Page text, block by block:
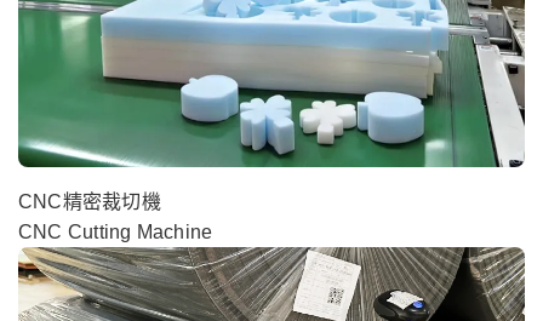
CNC精密裁切機
CNC Cutting Machine